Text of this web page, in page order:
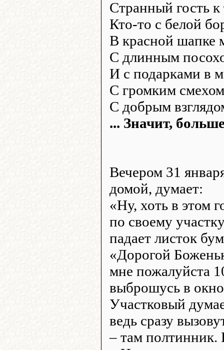
Странный гость к
Кто-то с белой
В красной шапке
С длинным
И с подарками в
С громким
С добрым
... Значит,
Вечером 31
домой, думает:
«Ну, хоть в этом
по своему
падает листок
«Дорогой
мне пожалуйста
выброшусь в
Участковый
ведь сразу
– там полтинник.